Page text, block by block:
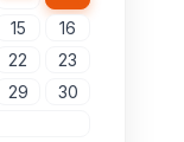
15
16
22
23
29
30